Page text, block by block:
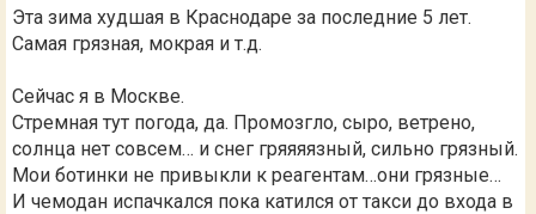
Эта зима худшая в Краснодаре за последние 5 лет.
Самая грязная, мокрая и т.д.
Сейчас я в Москве.
Стремная тут погода, да. Промозгло, сыро, ветрено,
солнца нет совсем… и снег гряяяязный, сильно грязный.
Мои ботинки не привыкли к реагентам…они грязные…
И чемодан испачкался пока катился от такси до входа в